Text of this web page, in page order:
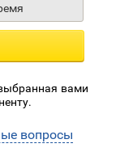
вами
вопросы